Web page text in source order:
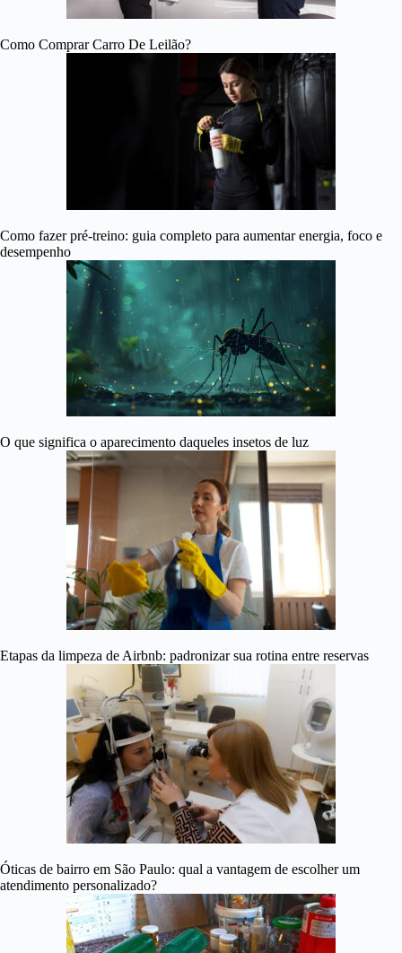
Como Comprar Carro De Leilão?
Como fazer pré-treino: guia completo para aumentar energia, foco e
desempenho
O que significa o aparecimento daqueles insetos de luz
Etapas da limpeza de Airbnb: padronizar sua rotina entre reservas
Óticas de bairro em São Paulo: qual a vantagem de escolher um
atendimento personalizado?